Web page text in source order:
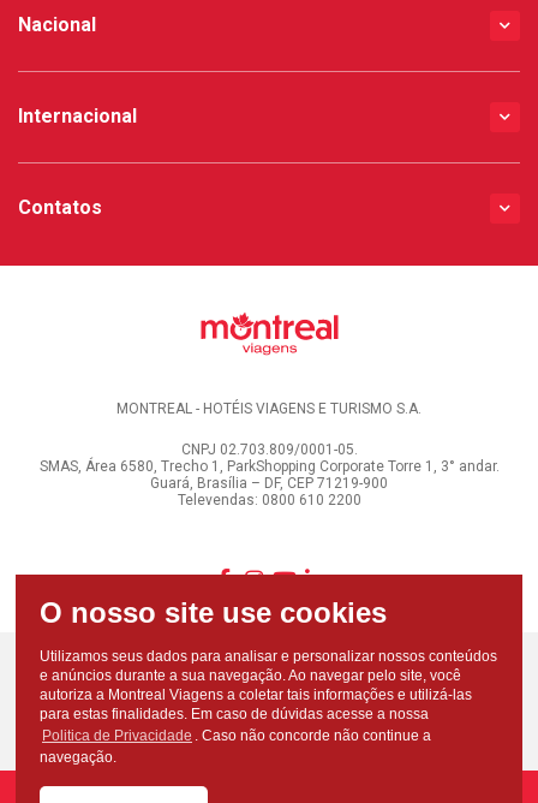
Nacional
Internacional
Contatos
MONTREAL - HOTÉIS VIAGENS E TURISMO S.A.
CNPJ 02.703.809/0001-05.
SMAS, Área 6580, Trecho 1, ParkShopping Corporate Torre 1, 3° andar.
Guará, Brasília – DF, CEP 71219-900
Televendas: 0800 610 2200
Utilizamos seus dados para analisar e personalizar nossos conteúdos
e anúncios durante a sua navegação. Ao navegar pelo site, você
autoriza a Montreal Viagens a coletar tais informações e utilizá-las
para estas finalidades. Em caso de dúvidas acesse a nossa
Politica de Privacidade . Caso não concorde não continue a
navegação.